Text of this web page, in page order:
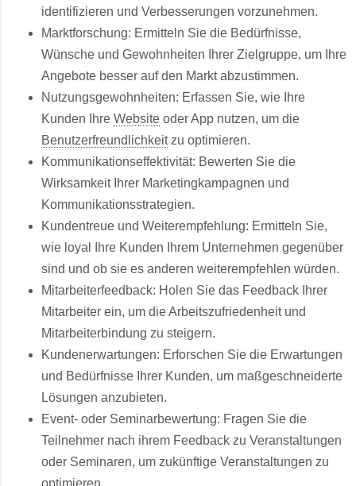
identifizieren und Verbesserungen vorzunehmen.
Marktforschung: Ermitteln Sie die Bedürfnisse,
Wünsche und Gewohnheiten Ihrer Zielgruppe, um Ihre
Angebote besser auf den Markt abzustimmen.
Nutzungsgewohnheiten: Erfassen Sie, wie Ihre
Kunden Ihre Website oder App nutzen, um die
Benutzerfreundlichkeitzu optimieren.
Kommunikationseffektivität: Bewerten Sie die
Wirksamkeit Ihrer Marketingkampagnen und
Kommunikationsstrategien.
Kundentreue und Weiterempfehlung: Ermitteln Sie,
wie loyal Ihre Kunden Ihrem Unternehmen gegenüber
sind und ob sie es anderen weiterempfehlen würden.
Mitarbeiterfeedback: Holen Sie das Feedback Ihrer
Mitarbeiter ein, um die Arbeitszufriedenheit und
Mitarbeiterbindung zu steigern.
Kundenerwartungen: Erforschen Sie die Erwartungen
und Bedürfnisse Ihrer Kunden, um maßgeschneiderte
Lösungen anzubieten.
Event- oder Seminarbewertung: Fragen Sie die
Teilnehmer nach ihrem Feedback zu Veranstaltungen
oder Seminaren, um zukünftige Veranstaltungen zu
optimieren.